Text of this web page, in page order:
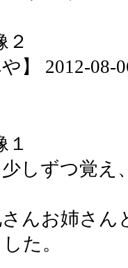
】 2012-08-
しずつ覚え
んお姉さ
た。